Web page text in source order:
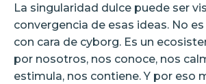
La singularidad dulce puede ser
convergencia de esas ideas. No
con cara de cyborg. Es un
por nosotros, nos conoce, nos
estimula, nos contiene. Y por eso